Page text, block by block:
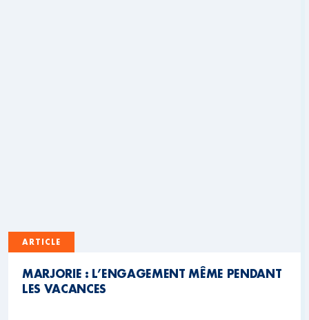
ARTICLE
MARJORIE : L’ENGAGEMENT MÊME PENDANT
LES VACANCES